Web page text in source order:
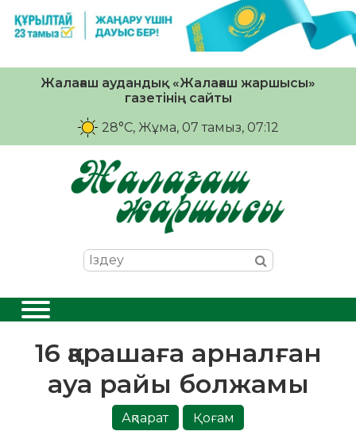
Жалағаш аудандық «Жалағаш жаршысы»
газетінің сайты
28°C, Жұма, 07 тамыз, 07:12
16 қарашаға арналған
ауа райы болжамы
Ақпарат
Қоғам